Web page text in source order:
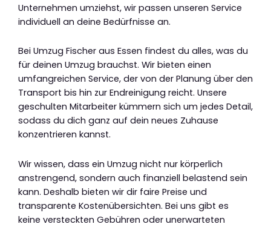
Unternehmen umziehst, wir passen unseren Service
individuell an deine Bedürfnisse an.
Bei Umzug Fischer aus Essen findest du alles, was du
für deinen Umzug brauchst. Wir bieten einen
umfangreichen Service, der von der Planung über den
Transport bis hin zur Endreinigung reicht. Unsere
geschulten Mitarbeiter kümmern sich um jedes Detail,
sodass du dich ganz auf dein neues Zuhause
konzentrieren kannst.
Wir wissen, dass ein Umzug nicht nur körperlich
anstrengend, sondern auch finanziell belastend sein
kann. Deshalb bieten wir dir faire Preise und
transparente Kostenübersichten. Bei uns gibt es
keine versteckten Gebühren oder unerwarteten